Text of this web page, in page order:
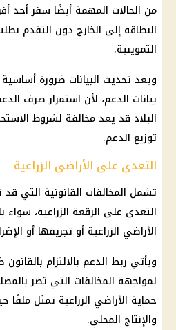
من الحالات المهمة أيضًا سفر أحد
البطاقة إلى الخارج دون التقدم
التموينية.
ويعد تحديث البيانات ضرورة
بيانات الدعم، لأن استمرار صرف
البلاد قد يعد مخالفة لشروط
توزيع الدعم.
التعدي على الأراضي الزراعية
تشمل المخالفات القانونية التي
التعدي على الرقعة الزراعية، سواء
الأراضي الزراعية أو تجريفها أو
ويأتي ربط الدعم بالالتزام
لمواجهة المخالفات التي تضر
حماية الأراضي الزراعية تمثل ملفًا
والإنتاج المحلي.